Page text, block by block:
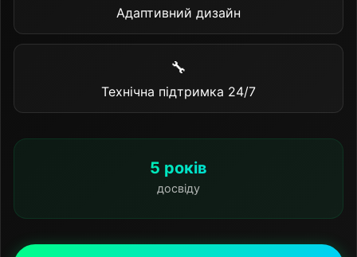
Адаптивний дизайн
🔧
Технічна підтримка 24/7
5 років
досвіду